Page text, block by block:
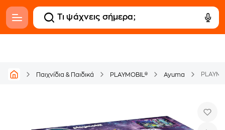
Παιχνίδια & Παιδικά PLAYMOBIL® Ayuma